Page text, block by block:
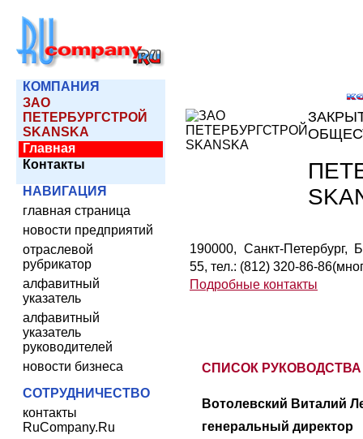
КОМПАНИЯ
ЗАО
ПЕТЕРБУРГСТРОЙ
SKANSKA
Главная
Контакты
НАВИГАЦИЯ
главная страница
новости предприятий
отраслевой
рубрикатор
алфавитный
указатель
алфавитный
указатель
руководителей
новости бизнеса
СОТРУДНИЧЕСТВО
контакты
RuCompany.Ru
190000, Санкт-
55, тел.: (812) 320-86-
Подробные контакты
СПИСОК РУКОВОДСТВА
Вотолевский Виталий
генеральный директор